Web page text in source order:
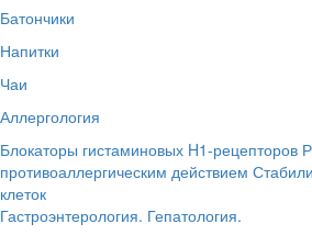
Батончики
Напитки
Чаи
Аллергология
Блокаторы гистаминовых H1-рецепторов
противоаллергическим действием
клеток
Гастроэнтерология. Гепатология.